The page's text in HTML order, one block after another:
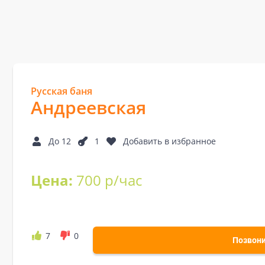
Русская баня
Андреевская
До 12 1 Добавить в избранное
Цена: 700 р/час
7 0